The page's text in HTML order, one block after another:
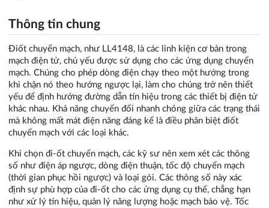
Thông tin chung
Điốt chuyển mạch, như LL4148, là các linh kiện cơ bản trong
mạch điện tử, chủ yếu được sử dụng cho các ứng dụng chuyển
mạch. Chúng cho phép dòng điện chạy theo một hướng trong
khi chặn nó theo hướng ngược lại, làm cho chúng trở nên thiết
yếu để định hướng đường dẫn tín hiệu trong các thiết bị điện tử
khác nhau. Khả năng chuyển đổi nhanh chóng giữa các trạng thái
mà không mất mát điện năng đáng kể là điều phân biệt điốt
chuyển mạch với các loại khác.
Khi chọn đi-ốt chuyển mạch, các kỹ sư nên xem xét các thông
số như điện áp ngược, dòng điện thuận, tốc độ chuyển mạch
(thời gian phục hồi ngược) và loại gói. Các thông số này xác
định sự phù hợp của đi-ốt cho các ứng dụng cụ thể, chẳng hạn
như xử lý tín hiệu, quản lý năng lượng hoặc mạch bảo vệ. Tốc